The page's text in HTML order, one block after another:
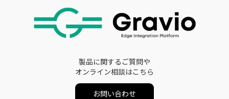
製品に関するご質問や
オンライン相談はこちら
お問い合わせ